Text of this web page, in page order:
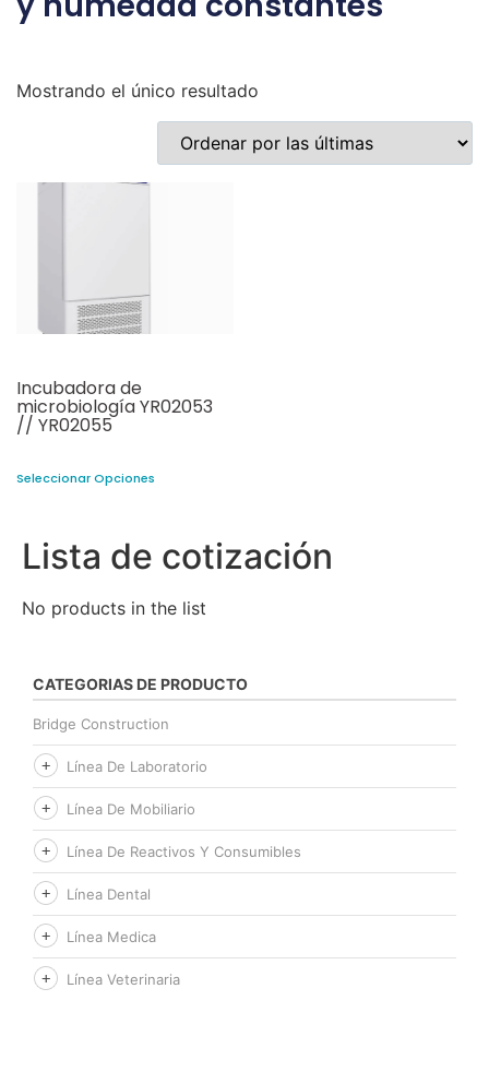
Mostrando el único resultado
Incubadora de
microbiología YR02053
// YR02055
Seleccionar Opciones
Lista de cotización
No products in the list
CATEGORIAS DE PRODUCTO
Bridge Construction
Línea De Laboratorio
Línea De Mobiliario
Línea De Reactivos Y Consumibles
Línea Dental
Línea Medica
Línea Veterinaria